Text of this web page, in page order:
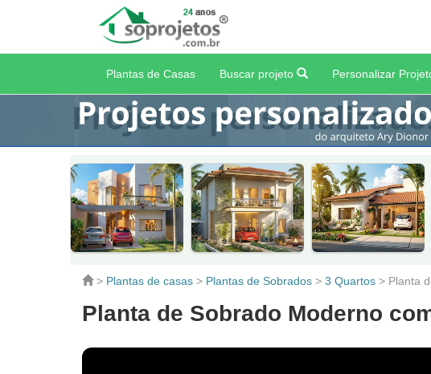
Plantas de Casas Buscar projeto Personalizar
> Plantas de casas > Plantas de Sobrados > 3 Quartos > Planta
Planta de Sobrado Moderno